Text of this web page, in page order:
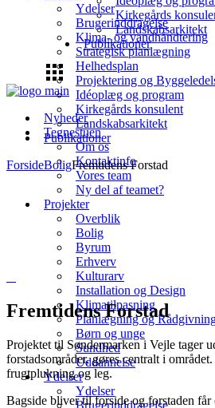
Kirkegårds
Landskabsarkitekt
Publikationer
Nyheder
Tegnestuen
Om os
Kontaktinfo
Vores team
Ny del af teamet?
Projekter
Overblik
Bolig
Byrum
Erhverv
Kulturarv
Installation og Design
Klimatilpasning
Planlægning og
Børn og unge
Sundhed
Uddannelse
Ydelser
Ydelser
Brugerinddragelse
Ydelser
Brugerinddragelse
Klima- og vandhåndtering
Strategisk planlægning
Helhedsplan
Projektering og
Idéoplæg og program
Kirkegårds konsulent
Landskabsarkitekt
Publikationer
ForsideBoligFremtidens Forstad
Fremtidens Forstad
Projektet til Søndermarken i Vejle tager
forstadsområder, gøres centralt i
frugtplukning og leg.
Bagside bliver til forside og forstaden